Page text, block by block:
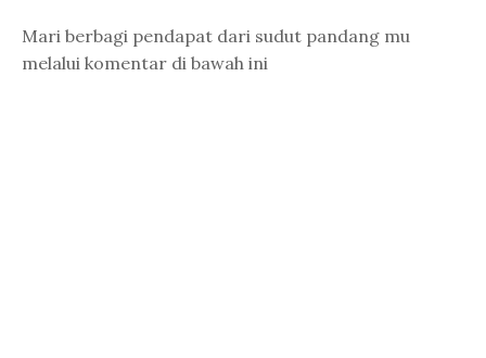
Mari berbagi pendapat dari sudut pandang mu
melalui komentar di bawah ini